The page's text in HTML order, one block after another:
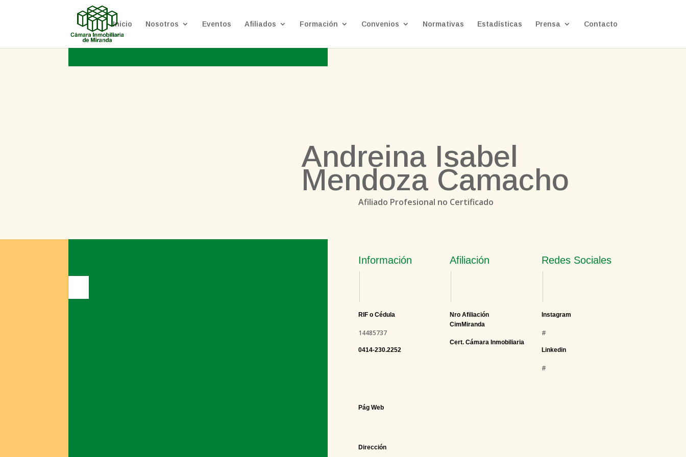
Inicio Nosotros Eventos Afiliados Formación Convenios Normativas Estadísticas Prensa Contacto
Andreina Isabel
Mendoza Camacho
Afiliado Profesional no Certificado
Información
RIF o Cédula
14485737
0414-230.2252
Afiliación
Nro Afiliación
CimMiranda
Cert. Cámara Inmobiliaria
Redes Sociales
Instagram
#
Linkedin
#
Pág Web
Dirección